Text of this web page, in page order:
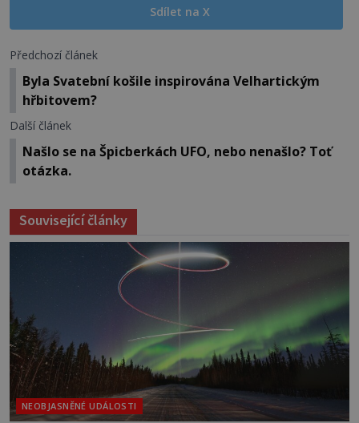
Sdílet na X
Předchozí článek
Byla Svatební košile inspirována Velhartickým
hřbitovem?
Další článek
Našlo se na Špicberkách UFO, nebo nenašlo? Toť
otázka.
Související články
NEOBJASNĚNÉ UDÁLOSTI